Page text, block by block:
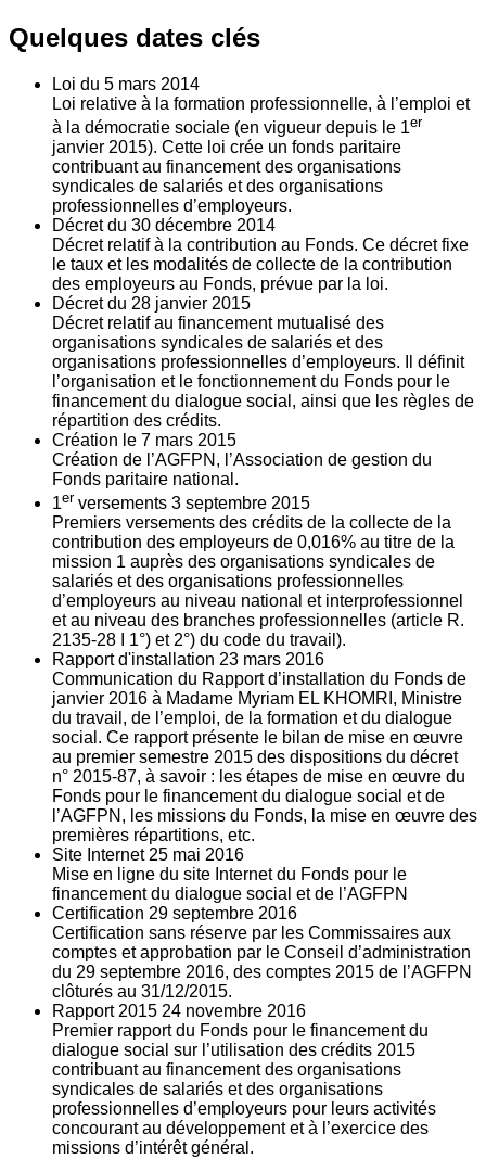
Quelques dates clés
Loi du 5 mars 2014
Loi relative à la formation professionnelle, à l’emploi et
à la démocratie sociale (en vigueur depuis le 1er
janvier 2015). Cette loi crée un fonds paritaire
contribuant au financement des organisations
syndicales de salariés et des organisations
professionnelles d’employeurs.
Décret du 30 décembre 2014
Décret relatif à la contribution au Fonds. Ce décret fixe
le taux et les modalités de collecte de la contribution
des employeurs au Fonds, prévue par la loi.
Décret du 28 janvier 2015
Décret relatif au financement mutualisé des
organisations syndicales de salariés et des
organisations professionnelles d’employeurs. Il définit
l’organisation et le fonctionnement du Fonds pour le
financement du dialogue social, ainsi que les règles de
répartition des crédits.
Création le 7 mars 2015
Création de l’AGFPN, l’Association de gestion du
Fonds paritaire national.
1er versements 3 septembre 2015
Premiers versements des crédits de la collecte de la
contribution des employeurs de 0,016% au titre de la
mission 1 auprès des organisations syndicales de
salariés et des organisations professionnelles
d’employeurs au niveau national et interprofessionnel
et au niveau des branches professionnelles (article R.
2135‐28 I 1°) et 2°) du code du travail).
Rapport d'installation 23 mars 2016
Communication du Rapport d’installation du Fonds de
janvier 2016 à Madame Myriam EL KHOMRI, Ministre
du travail, de l’emploi, de la formation et du dialogue
social. Ce rapport présente le bilan de mise en œuvre
au premier semestre 2015 des dispositions du décret
n° 2015-87, à savoir : les étapes de mise en œuvre du
Fonds pour le financement du dialogue social et de
l’AGFPN, les missions du Fonds, la mise en œuvre des
premières répartitions, etc.
Site Internet 25 mai 2016
Mise en ligne du site Internet du Fonds pour le
financement du dialogue social et de l’AGFPN
Certification 29 septembre 2016
Certification sans réserve par les Commissaires aux
comptes et approbation par le Conseil d’administration
du 29 septembre 2016, des comptes 2015 de l’AGFPN
clôturés au 31/12/2015.
Rapport 2015 24 novembre 2016
Premier rapport du Fonds pour le financement du
dialogue social sur l’utilisation des crédits 2015
contribuant au financement des organisations
syndicales de salariés et des organisations
professionnelles d’employeurs pour leurs activités
concourant au développement et à l’exercice des
missions d’intérêt général.